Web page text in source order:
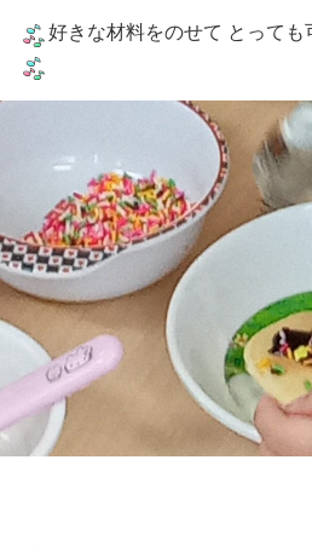
好きな材料をのせて とって